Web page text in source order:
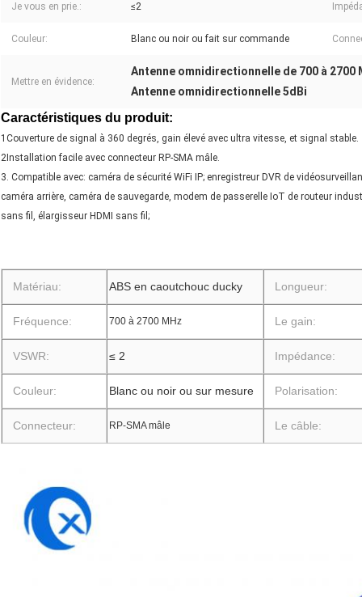
Je vous en prie.: ≤2
Couleur: Blanc ou noir ou fait sur commande
Mettre en évidence:
Antenne omnidirectionnelle de 700 à 2700
Antenne omnidirectionnelle 5dBi
Caractéristiques du produit:
1Couverture de signal à 360 degrés, gain élevé avec ultra vitesse, et signal stable.
2Installation facile avec connecteur RP-SMA mâle.
3. Compatible avec: caméra de sécurité WiFi IP; enregistreur DVR de
caméra arrière, caméra de sauvegarde, modem de passerelle IoT de routeur
sans fil, élargisseur HDMI sans fil;
Matériau: ABS en caoutchouc ducky Longueur:
Fréquence: 700 à 2700 MHz Le gain:
VSWR: ≤ 2 Impédance:
Couleur: Blanc ou noir ou sur mesure Polarisation:
Connecteur: RP-SMA mâle Le câble: